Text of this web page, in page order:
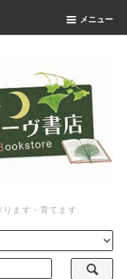
メニュー
ります・育てます